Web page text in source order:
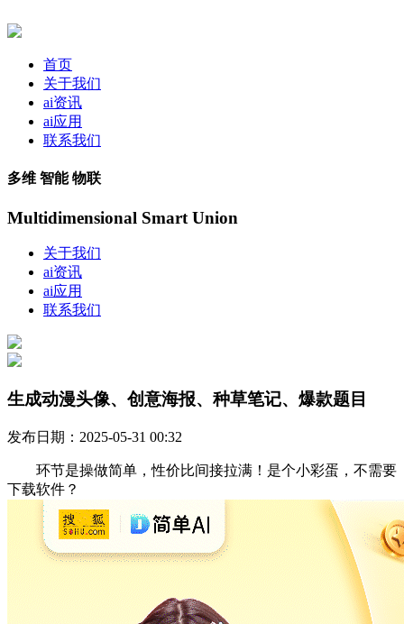
首页
关于我们
ai资讯
ai应用
联系我们
多维 智能 物联
Multidimensional Smart Union
关于我们
ai资讯
ai应用
联系我们
生成动漫头像、创意海报、种草笔记、爆款题目
发布日期：2025-05-31 00:32
环节是操做简单，性价比间接拉满！是个小彩蛋，不需要
下载软件？